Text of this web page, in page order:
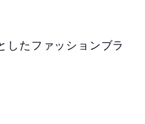
したファッションブラ